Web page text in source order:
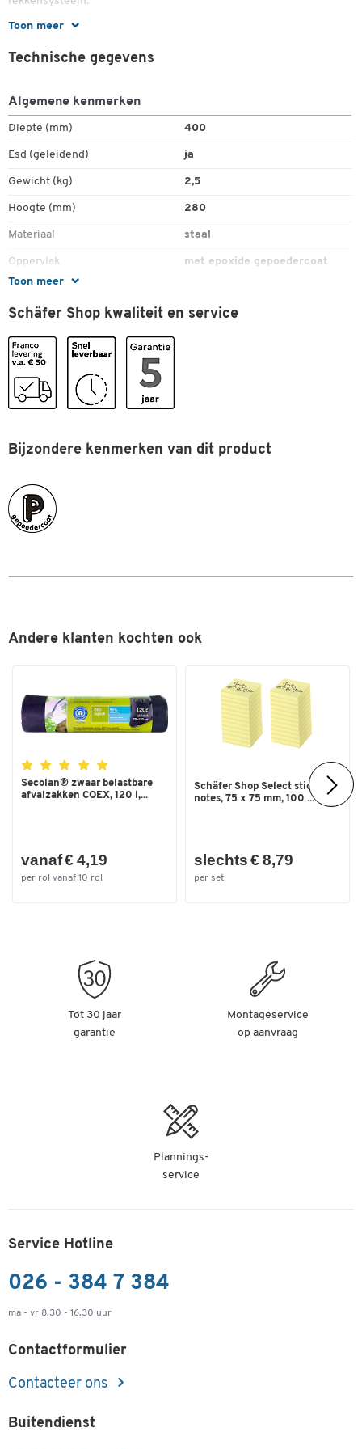
Toon meer
Belangrijke details:
Geschikt voor SPM-rekken met een diepte van 600 mm.
ESD-geleidend
Afmetingen: B 8 x D 400 x H 280 mm
Materiaal: Staal, epoxy poedercoating
Set van 4 verdeelbeugels
Toon meer
Technische gegevens
Algemene kenmerken
Diepte (mm) 400
Esd (geleidend) ja
Gewicht (kg) 2,5
Hoogte (mm) 280
Materiaal staal
Oppervlak met epoxide gepoedercoat
Systeem
Kleur
Afmetingen
Breedte (mm)
Schäfer Shop kwaliteit en service
Bijzondere kenmerken van dit product
Andere klanten kochten ook
Secolan® zwaar belastbare
afvalzakken COEX, 120 l,...
vanaf € 4,19
per rol vanaf 10 rol
Schäfer Shop Select sticky
notes, 75 x 75 mm, 100 ...
slechts € 8,79
per set
Tot 30 jaar
garantie
Montageservice
op aanvraag
Plannings-
service
Service Hotline
026 - 384 7 384
ma - vr 8.30 - 16.30 uur
Contactformulier
Contacteer ons
Buitendienst